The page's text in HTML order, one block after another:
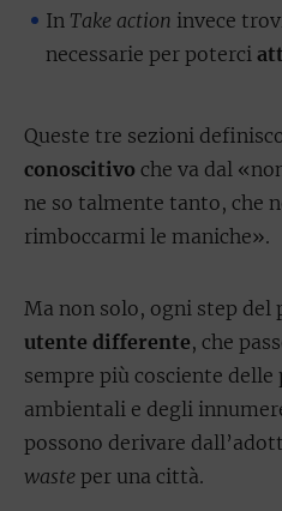
In Take action invece
necessarie per poterci
Queste tre sezioni
conoscitivo che va dal
ne so talmente tanto, che
rimboccarmi le maniche».
Ma non solo, ogni step del
utente differente, che
sempre più cosciente
ambientali e degli
possono derivare
waste per una città.